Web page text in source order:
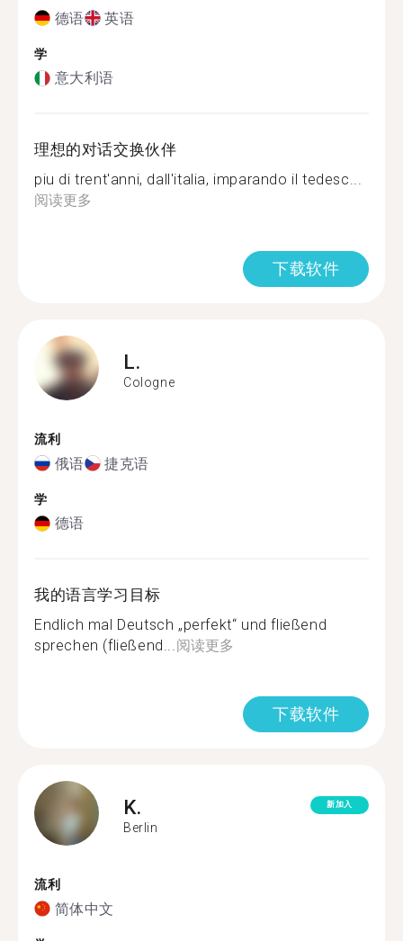
德语 英语
学
意大利语
理想的对话交换伙伴
piu di trent'anni, dall'italia, imparando il tedesc...
阅读更多
下载软件
L.
Cologne
流利
俄语 捷克语
学
德语
我的语言学习目标
Endlich mal Deutsch „perfekt“ und fließend
sprechen (fließend...阅读更多
下载软件
K.
Berlin
新加入
流利
简体中文